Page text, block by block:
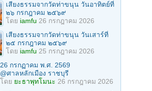
เสียงธรรมจากวัดท่าขนุน วันอาทิตย์ที่
๒๖ กรกฎาคม ๒๕๖๙
โดย iamfu 26 กรกฎาคม 2026
เสียงธรรมจากวัดท่าขนุน วันเสาร์ที่
๒๕ กรกฎาคม ๒๕๖๙
โดย iamfu 25 กรกฎาคม 2026
26 กรกฏาคม พ.ศ. 2569
@ศาลหลักเมือง ราชบุรี
โดย ยะธาพุทโมนะ 26 กรกฎาคม 2026